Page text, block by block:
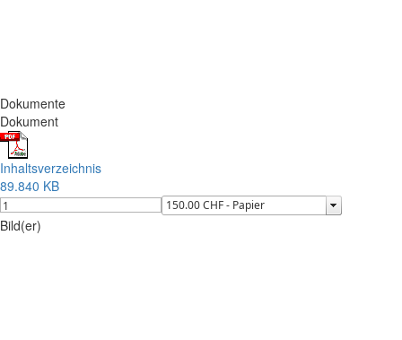
Dokumente
Dokument
Inhaltsverzeichnis
89.840 KB
Bild(er)